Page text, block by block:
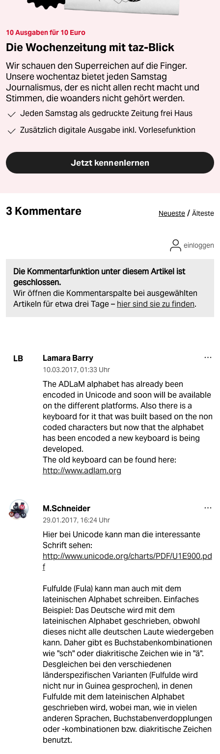
10 Ausgaben für 10 Euro
Die Wochenzeitung mit taz-Blick
Wir schauen den Superreichen auf die Finger.
Unsere wochentaz bietet jeden Samstag
Journalismus, der es nicht allen recht macht und
Stimmen, die woanders nicht gehört werden.
Jeden Samstag als gedruckte Zeitung frei Haus
Zusätzlich digitale Ausgabe inkl. Vorlesefunktion
Jetzt kennenlernen
3 Kommentare Neueste / Älteste
Die Kommentarfunktion unter diesem Artikel ist
geschlossen.
Wir öffnen die Kommentarspalte bei ausgewählten
Artikeln für etwa drei Tage – hier sind sie zu finden.
einloggen
LB Lamara Barry
10.03.2017, 01:33 Uhr
The ADLaM alphabet has already been
encoded in Unicode and soon will be available
on the different platforms. Also there is a
keyboard for it that was built based on the non
coded characters but now that the alphabet
has been encoded a new keyboard is being
developed.
The old keyboard can be found here:
http://www.adlam.org
M.Schneider
29.01.2017, 16:24 Uhr
Hier bei Unicode kann man die interessante
Schrift sehen:
http://www.unicode.org/charts/PDF/U1E900.pd
f
Fulfulde (Fula) kann man auch mit dem
lateinischen Alphabet schreiben. Einfaches
Beispiel: Das Deutsche wird mit dem
lateinischen Alphabet geschrieben, obwohl
dieses nicht alle deutschen Laute wiedergeben
kann. Daher gibt es Buchstabenkombinationen
wie "sch" oder diakritische Zeichen wie in "ä".
Desgleichen bei den verschiedenen
länderspezifischen Varianten (Fulfulde wird
nicht nur in Guinea gesprochen), in denen
Fulfulde mit dem lateinischen Alphabet
geschrieben wird, wobei man, wie in vielen
anderen Sprachen, Buchstabenverdopplungen
oder -kombinationen bzw. diakritische Zeichen
benutzt.